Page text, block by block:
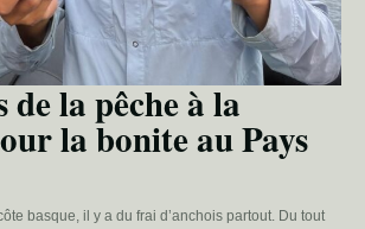
de la pêche à la
la bonite au Pays
basque, il y a du frai d’anchois partout. Du tout